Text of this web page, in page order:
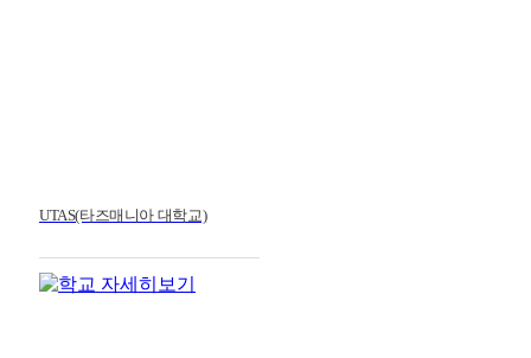
UTAS(타즈매니아 대학교)